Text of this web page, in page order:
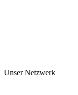
Unser Netzwerk